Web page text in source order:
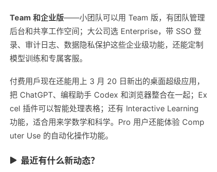
Team 和企业版——小团队可以用 Team 版，有团队管理
后台和共享工作空间；大公司选 Enterprise，带 SSO 登
录、审计日志、数据隐私保护这些企业级功能，还能定制
模型训练和专属客服。
付费用戶现在还能用上 3 月 20 日新出的桌面超级应用，
把 ChatGPT、编程助手 Codex 和浏览器整合在一起；Ex
cel 插件可以智能处理表格；还有 Interactive Learning
功能，适合用来学数学和科学。Pro 用户还能体验 Comp
uter Use 的自动化操作功能。
最近有什么新动态？